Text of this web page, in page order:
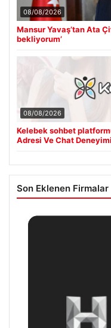
08/08/2026
Mansur Yavaş’tan Ata
bekliyorum’
08/08/2026
Kelebek sohbet
Adresi Ve Chat Deneyimi
Son Eklenen Firmalar